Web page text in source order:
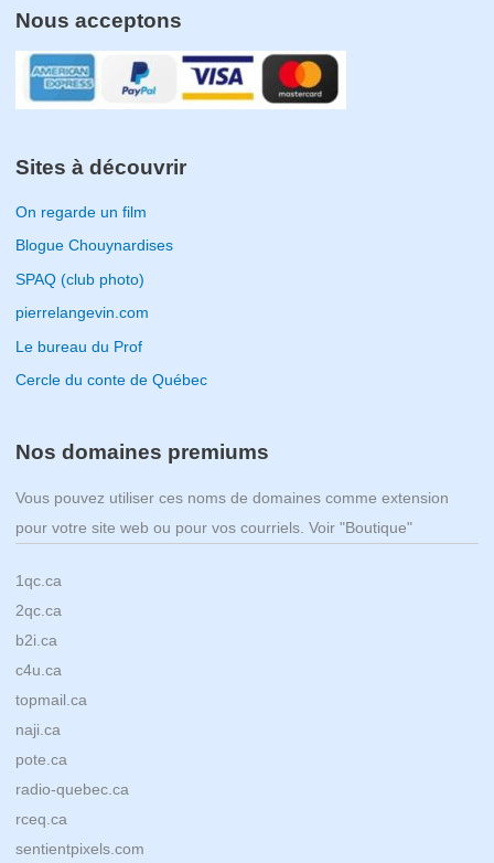
Nous acceptons
Sites à découvrir
On regarde un film
Blogue Chouynardises
SPAQ (club photo)
pierrelangevin.com
Le bureau du Prof
Cercle du conte de Québec
Nos domaines premiums
Vous pouvez utiliser ces noms de domaines comme extension
pour votre site web ou pour vos courriels. Voir "Boutique"
1qc.ca
2qc.ca
b2i.ca
c4u.ca
topmail.ca
naji.ca
pote.ca
radio-quebec.ca
rceq.ca
sentientpixels.com